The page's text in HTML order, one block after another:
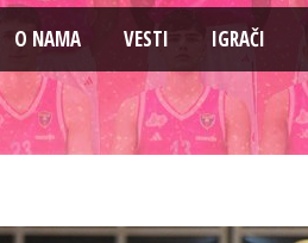
O NAMA VESTI IGRAČI